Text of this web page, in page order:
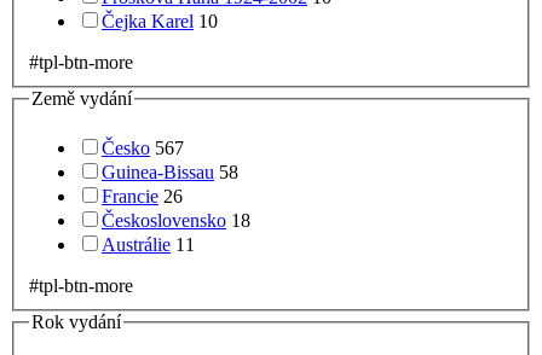
Čejka Karel 10
#tpl-btn-more
Země vydání
Česko 567
Guinea-Bissau 58
Francie 26
Československo 18
Austrálie 11
#tpl-btn-more
Rok vydání